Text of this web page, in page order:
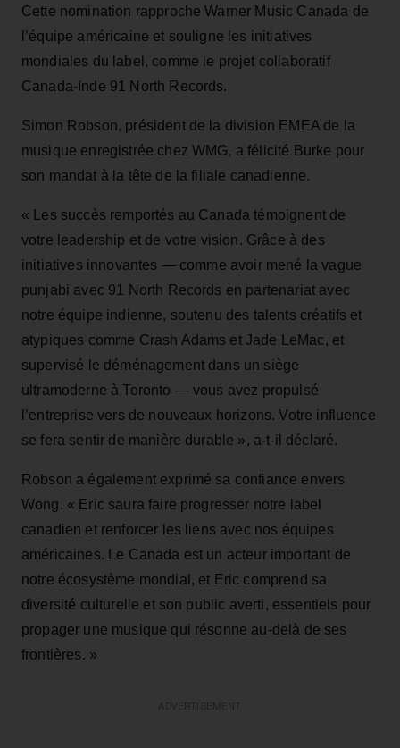
Cette nomination rapproche Warner Music Canada de
l’équipe américaine et souligne les initiatives
mondiales du label, comme le projet collaboratif
Canada-Inde 91 North Records.
Simon Robson, président de la division EMEA de la
musique enregistrée chez WMG, a félicité Burke pour
son mandat à la tête de la filiale canadienne.
« Les succès remportés au Canada témoignent de
votre leadership et de votre vision. Grâce à des
initiatives innovantes — comme avoir mené la vague
punjabi avec 91 North Records en partenariat avec
notre équipe indienne, soutenu des talents créatifs et
atypiques comme Crash Adams et Jade LeMac, et
supervisé le déménagement dans un siège
ultramoderne à Toronto — vous avez propulsé
l’entreprise vers de nouveaux horizons. Votre influence
se fera sentir de manière durable », a-t-il déclaré.
Robson a également exprimé sa confiance envers
Wong. « Eric saura faire progresser notre label
canadien et renforcer les liens avec nos équipes
américaines. Le Canada est un acteur important de
notre écosystème mondial, et Eric comprend sa
diversité culturelle et son public averti, essentiels pour
propager une musique qui résonne au-delà de ses
frontières. »